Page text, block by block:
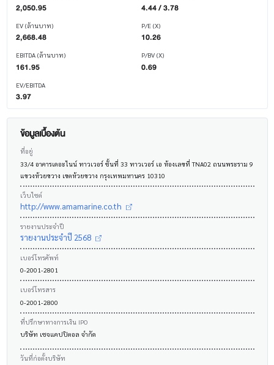
2,050.95
EV (ล้านบาท)
2,668.48
EBITDA (ล้านบาท)
161.95
EV/EBITDA
3.97
4.44 / 3.78
P/E (X)
10.26
P/BV (X)
0.69
ข้อมูลเบื้องต้น
ที่อยู่
33/4 อาคารเดอะไนน์ ทาวเวอร์ ชั้นที่ 33 ทาวเวอร์ เอ ห้องเลขที่ TNA02 ถนนพระราม 9
แขวงห้วยขวาง เขตห้วยขวาง กรุงเทพมหานคร 10310
เว็บไซต์
http://www.amamarine.co.th
รายงานประจำปี
รายงานประจำปี 2568
เบอร์โทรศัพท์
0-2001-2801
เบอร์โทรสาร
0-2001-2800
ที่ปรึกษาทางการเงิน IPO
บริษัท เซจแคปปิตอล จำกัด
วันที่ก่อตั้งบริษัท